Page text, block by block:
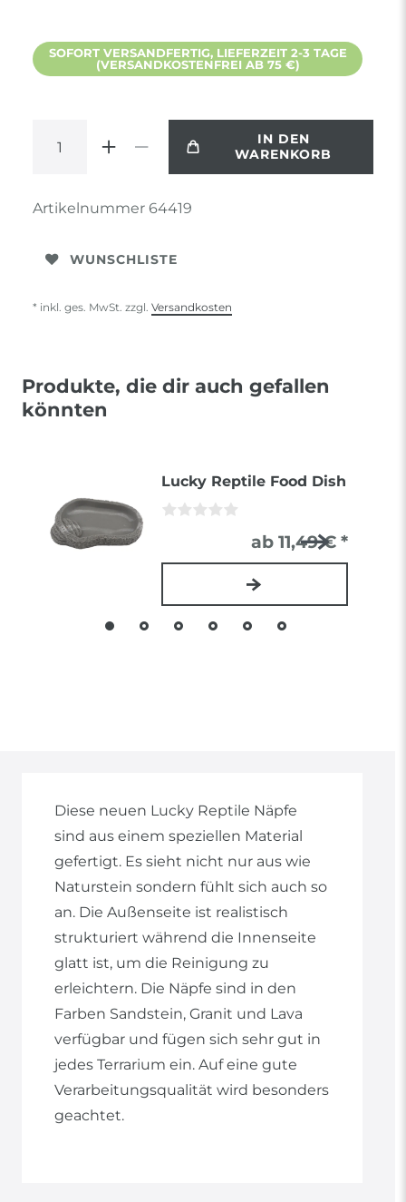
SOFORT VERSANDFERTIG, LIEFERZEIT 2-3 TAGE
(VERSANDKOSTENFREI AB 75 €)
IN DEN
WARENKORB
Artikelnummer 64419
WUNSCHLISTE
* inkl. ges. MwSt. zzgl. Versandkosten
Produkte, die dir auch gefallen
könnten
Lucky Reptile Food Dish
ab 11,49 € *
Diese neuen Lucky Reptile Näpfe
sind aus einem speziellen Material
gefertigt. Es sieht nicht nur aus wie
Naturstein sondern fühlt sich auch so
an. Die Außenseite ist realistisch
strukturiert während die Innenseite
glatt ist, um die Reinigung zu
erleichtern. Die Näpfe sind in den
Farben Sandstein, Granit und Lava
verfügbar und fügen sich sehr gut in
jedes Terrarium ein. Auf eine gute
Verarbeitungsqualität wird besonders
geachtet.